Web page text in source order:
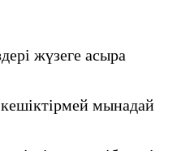
жүзеге асыра
мынадай